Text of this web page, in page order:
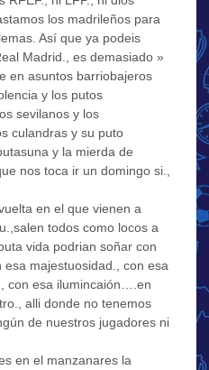
los madrileños para
Así que ya podeis
Madrid., es demasiado »
en asuntos barriobajeros
y los putos
sevilanos y los
culandras y su puto
y la mierda de
nos toca ir un domingo si.,
en el que vienen a
todos como locos a
vida podrian soñar con
majestuosidad., con esa
con esa ilumincaión….en
alli donde no tenemos
de nuestros jugadores ni
en el manzanares la